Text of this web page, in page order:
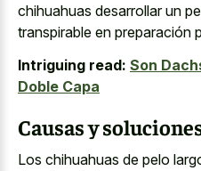
chihuahuas desarrollarun
transpirable en preparación
Intriguing read: Son
Doble Capa
Causas y
Los chihuahuas de pelo